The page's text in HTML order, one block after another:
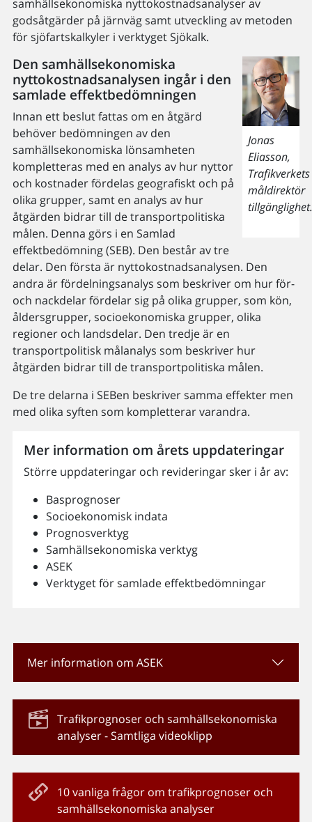
samhällsekonomiska nyttokostnadsanalyser av
godsåtgärder på järnväg samt utveckling av metoden
för sjöfartskalkyler i verktyget Sjökalk.
Jonas
Eliasson,
Trafikverkets
måldirektör
tillgänglighet.
Den samhällsekonomiska
nyttokostnadsanalysen ingår i den
samlade effektbedömningen
Innan ett beslut fattas om en åtgärd
behöver bedömningen av den
samhällsekonomiska lönsamheten
kompletteras med en analys av hur nyttor
och kostnader fördelas geografiskt och på
olika grupper, samt en analys av hur
åtgärden bidrar till de transportpolitiska
målen. Denna görs i en Samlad
effektbedömning (SEB). Den består av tre
delar. Den första är nyttokostnadsanalysen. Den
andra är fördelningsanalys som beskriver om hur för-
och nackdelar fördelar sig på olika grupper, som kön,
åldersgrupper, socioekonomiska grupper, olika
regioner och landsdelar. Den tredje är en
transportpolitisk målanalys som beskriver hur
åtgärden bidrar till de transportpolitiska målen.
De tre delarna i SEBen beskriver samma effekter men
med olika syften som kompletterar varandra.
Mer information om årets uppdateringar
Större uppdateringar och revideringar sker i år av:
Basprognoser
Socioekonomisk indata
Prognosverktyg
Samhällsekonomiska verktyg
ASEK
Verktyget för samlade effektbedömningar
Mer information om ASEK
Trafikprognoser och samhällsekonomiska
analyser - Samtliga videoklipp
10 vanliga frågor om trafikprognoser och
samhällsekonomiska analyser